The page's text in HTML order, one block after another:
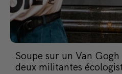
Soupe sur un Van
deux militantes